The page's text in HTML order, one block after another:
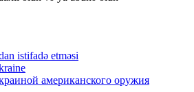
istifadə etməsi
американского оружия